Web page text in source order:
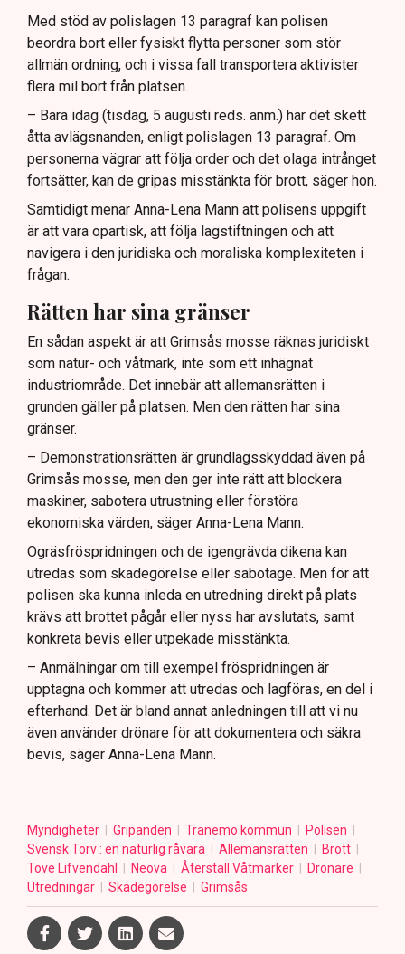
Med stöd av polislagen 13 paragraf kan polisen
beordra bort eller fysiskt flytta personer som stör
allmän ordning, och i vissa fall transportera aktivister
flera mil bort från platsen.
– Bara idag (tisdag, 5 augusti reds. anm.) har det skett
åtta avlägsnanden, enligt polislagen 13 paragraf. Om
personerna vägrar att följa order och det olaga intrånget
fortsätter, kan de gripas misstänkta för brott, säger hon.
Samtidigt menar Anna-Lena Mann att polisens uppgift
är att vara opartisk, att följa lagstiftningen och att
navigera i den juridiska och moraliska komplexiteten i
frågan.
Rätten har sina gränser
En sådan aspekt är att Grimsås mosse räknas juridiskt
som natur- och våtmark, inte som ett inhägnat
industriområde. Det innebär att allemansrätten i
grunden gäller på platsen. Men den rätten har sina
gränser.
– Demonstrationsrätten är grundlagsskyddad även på
Grimsås mosse, men den ger inte rätt att blockera
maskiner, sabotera utrustning eller förstöra
ekonomiska värden, säger Anna-Lena Mann.
Ogräsfröspridningen och de igengrävda dikena kan
utredas som skadegörelse eller sabotage. Men för att
polisen ska kunna inleda en utredning direkt på plats
krävs att brottet pågår eller nyss har avslutats, samt
konkreta bevis eller utpekade misstänkta.
– Anmälningar om till exempel fröspridningen är
upptagna och kommer att utredas och lagföras, en del i
efterhand. Det är bland annat anledningen till att vi nu
även använder drönare för att dokumentera och säkra
bevis, säger Anna-Lena Mann.
Myndigheter Gripanden Tranemo kommun
Polisen
Svensk Torv : en naturlig råvara
Allemansrätten
Brott
Tove Lifvendahl
Neova Återställ Våtmarker
Drönare
Utredningar
Skadegörelse Grimsås